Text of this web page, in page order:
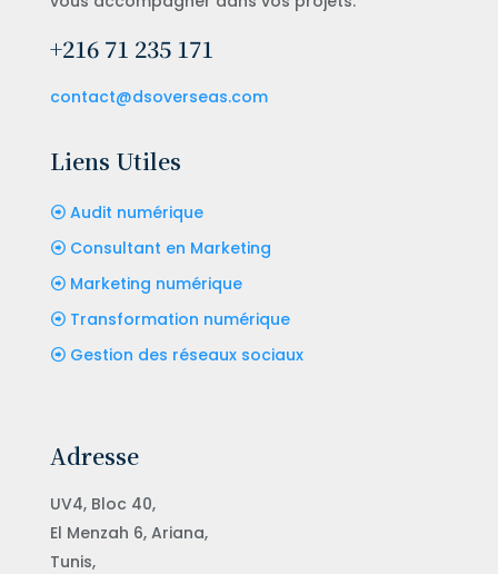
+216 71 235 171
contact@dsoverseas.com
Liens Utiles
Audit numérique
Consultant en Marketing
Marketing numérique
Transformation numérique
Gestion des réseaux sociaux
Adresse
UV4, Bloc 40,
El Menzah 6, Ariana,
Tunis,